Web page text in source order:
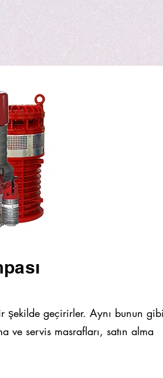
şekilde geçirirler. Aynı bunun
ve servis masrafları, satın alma